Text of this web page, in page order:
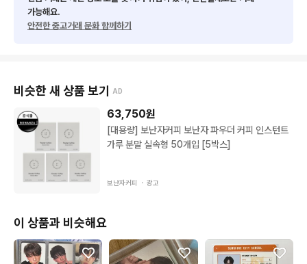
가능해요.
안전한 중고거래 문화 함께하기
비슷한 새 상품 보기 AD
63,750원
[대용량] 보난자커피 보난자 파우더 커피 인스턴트
가루 분말 실속형 50개입 [5박스]
보난자커피 ・ 광고
이 상품과 비슷해요